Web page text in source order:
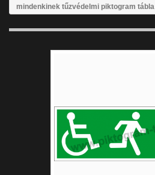
mindenkinek tűzvédelmi piktogram tábla